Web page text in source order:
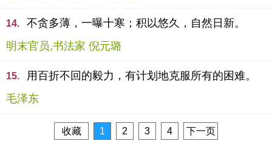
14.
不贪多薄，一曝十寒；积以悠久，自然日新。
明末官员,书法家 倪元璐
15.
用百折不回的毅力，有计划地克服所有的困难。
毛泽东
收藏 1 2 3 4 下一页